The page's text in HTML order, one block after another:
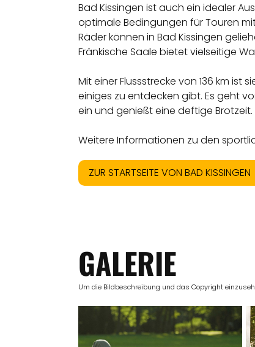
Bad Kissingen ist auch ein idealer
optimale Bedingungen für Touren
Räder können in Bad Kissingen
Fränkische Saale bietet vielseitige
Mit einer Flussstrecke von 136 km
einiges zu entdecken gibt. Es geht
ein und genießt eine deftige
Weitere Informationen zu den
ZUR STARTSEITE VON BAD KISSINGEN
GALERIE
Um die Bildbeschreibung und das Copyright